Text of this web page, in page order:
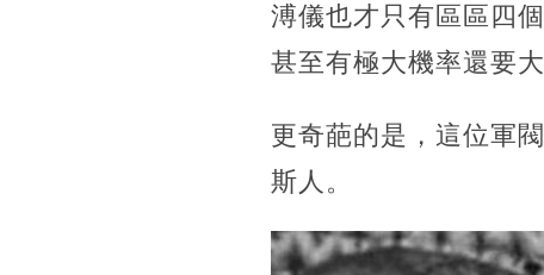
溥儀也才只有區區四
甚至有極大機率還要
更奇葩的是，這位軍
斯人。